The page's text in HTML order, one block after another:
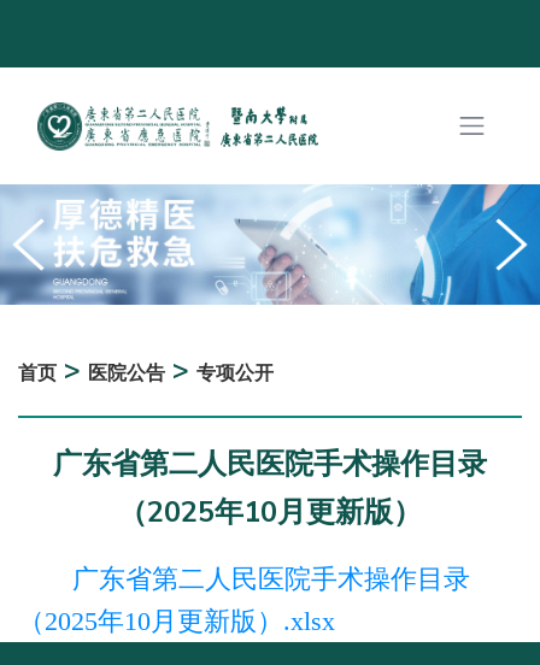
首页 > 医院公告 > 专项公开
广东省第二人民医院手术操作目录
（2025年10月更新版）
广东省第二人民医院手术操作目录
（2025年10月更新版）.xlsx